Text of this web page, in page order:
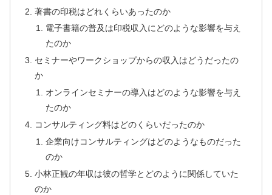
著書の印税はどれくらいあったのか
電子書籍の普及は印税収入にどのような影響を与え
たのか
セミナーやワークショップからの収入はどうだったの
か
オンラインセミナーの導入はどのような影響を与え
たのか
コンサルティング料はどのくらいだったのか
企業向けコンサルティングはどのようなものだった
のか
小林正観の年収は彼の哲学とどのように関係していた
のか